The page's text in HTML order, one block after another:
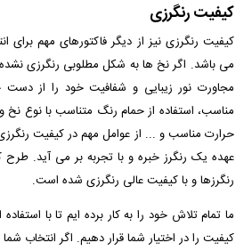
کیفیت رنگرزی
کیفیت رنگرزی نیز از دیگر فاکتورهای مهم برای
می باشد. اگر نخ ها به شکل مطلوبی رنگرزی
مجاورت نور زیبایی و شفافیت خود را از دست
مناسب، استفاده از حمام رنگ متناسب با نوع نخ و
حرارت مناسب و ... از عوامل مهم در کیفیت
رنگرزها و با کیفیت عالی رنگرزی شده است.
ما تمام تلاش خود را به کار برده ایم تا با